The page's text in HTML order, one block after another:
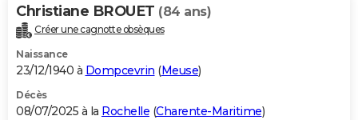
Christiane BROUET (84 ans)
Créer une cagnotte obsèques
Naissance
23/12/1940 à Dompcevrin (Meuse)
Décès
08/07/2025 à la Rochelle (Charente-Maritime)